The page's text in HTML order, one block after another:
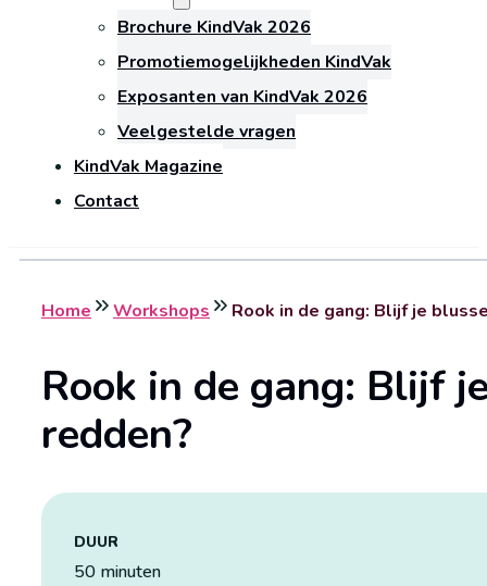
Brochure KindVak 2026
Promotiemogelijkheden KindVak
Exposanten van KindVak 2026
Veelgestelde vragen
KindVak Magazine
Contact
Home Workshops Rook in de gang: Blijf je
Rook in de gang: Blijf
redden?
DUUR
50 minuten